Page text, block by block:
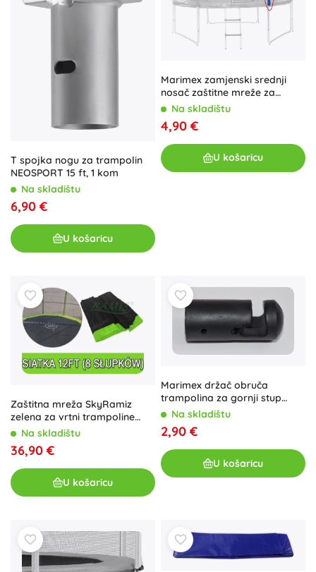
T spojka nogu za trampolin
NEOSPORT 15 ft, 1 kom
Na skladištu
6,90 €
U košaricu
Marimex zamjenski srednji
nosač zaštitne mreže za
trampolin
Na skladištu
4,90 €
U košaricu
Zaštitna mreža SkyRamiz
zelena za vrtni trampoline
366cm 8 tunela za stupove
Na skladištu
36,90 €
U košaricu
Marimex držač obruča
trampolina za gornji stup
zaštitne mreže
Na skladištu
2,90 €
U košaricu